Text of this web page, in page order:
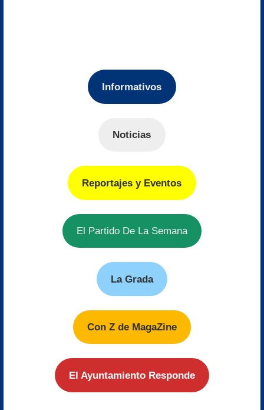
Informativos
Noticias
Reportajes y Eventos
El Partido De La Semana
La Grada
Con Z de MagaZine
El Ayuntamiento Responde